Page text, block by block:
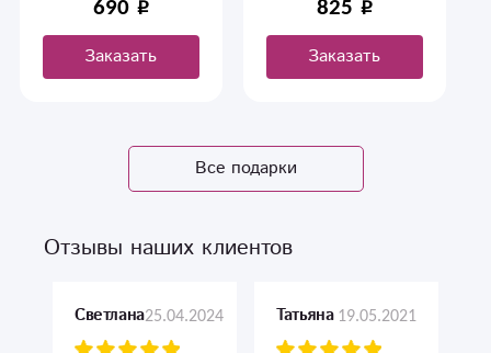
690
Заказать
825
Заказать
Все подарки
Отзывы наших клиентов
Светлана25.04.2024 Татьяна 19.05.2021